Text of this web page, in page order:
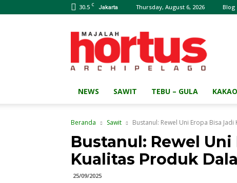
30.5 C Jakarta Thursday, August 6, 2026 Blog
Majalah
HORTUS
Archipelago
NEWS SAWIT TEBU – GULA KAKAO
Beranda Sawit Bustanul: Rewel Uni Eropa Bisa
Bustanul: Rewel
Kualitas Produk
25/09/2025